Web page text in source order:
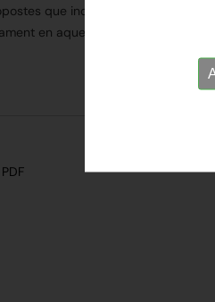
que inclou el tercer apartat
en aquest apartat......